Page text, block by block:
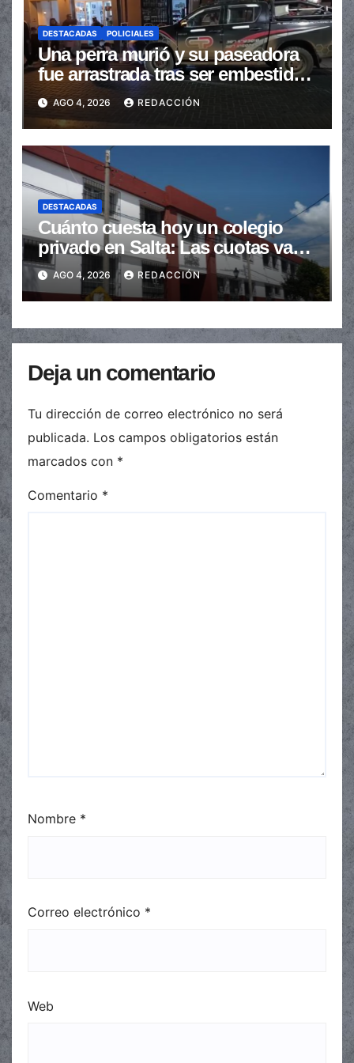
DESTACADAS POLICIALES
Una perra murió y su paseadora
fue arrastrada tras ser embestidas
en la senda peatonal
AGO 4, 2026 REDACCIÓN
DESTACADAS
Cuánto cuesta hoy un colegio
privado en Salta: Las cuotas van
de $110.000 a más de $600.000
AGO 4, 2026 REDACCIÓN
Deja un comentario
Tu dirección de correo electrónico no será
publicada. Los campos obligatorios están
marcados con *
Comentario *
Nombre *
Correo electrónico *
Web